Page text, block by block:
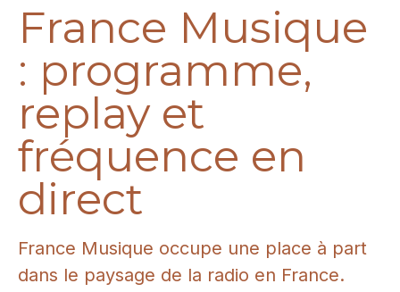
France Musique
: programme,
replay et
fréquence en
direct
France Musique occupe une place à part
dans le paysage de la radio en France.